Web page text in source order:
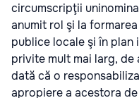
circumscripţii
anumit rol şi la
publice locale şi în
privite mult mai larg, de
dată că o
apropiere a acestora